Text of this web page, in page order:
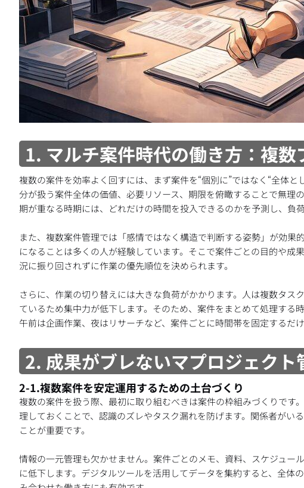
1. マルチ案件時代の働き方：複
複数の案件を効率よく回すには、まず案件を“個別に”ではなく“全体
分が扱う案件全体の価値、必要リソース、期限を俯瞰することで無理
期が重なる時期には、どれだけの時間を投入できるのかを予測し、負
また、複数案件管理では「感情ではなく構造で判断する姿勢」が効
になることは多くの人が経験しています。そこで案件ごとの目的や
況に振り回されずに作業の優先順位を決められます。
さらに、作業の切り替えには大きな負荷がかかります。人は複数タ
ているため集中力が低下します。そのため、案件をまとめて処理す
午前は企画作業、夜はリサーチなど、案件ごとに時間帯を固定するだ
2. 成果がブレないマプロジェク
2-1.複数案件を安定運用するための土台づくり
複数の案件を扱う際、最初に取り組むべきは案件の枠組みづくりです
理しておくことで、認識のズレやタスク漏れを防げます。関係者がい
ことが重要です。
情報の一元管理も欠かせません。案件ごとのメモ、資料、スケジュ
に低下します。デジタルツールを活用してデータを集約すると、全